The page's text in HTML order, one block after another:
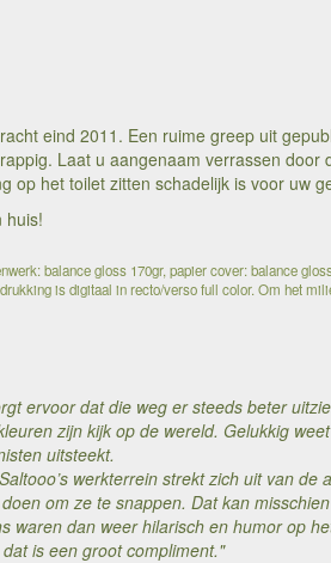
eind 2011. Een ruime greep uit
Laat u aangenaam verrassen door
op het toilet zitten schadelijk is voor uw
huis!
balance gloss 170gr, papier cover: balance
is digitaal in recto/verso full color. Om het
ervoor dat die weg er steeds beter
zijn kijk op de wereld. Gelukkig
uitsteekt.
werkterrein strekt zich uit van
om ze te snappen. Dat kan
waren dan weer hilarisch en humor op
is een groot compliment."